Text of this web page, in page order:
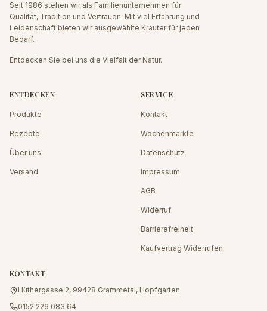
Seit 1986 stehen wir als Familienunternehmen für
Qualität, Tradition und Vertrauen. Mit viel Erfahrung und
Leidenschaft bieten wir ausgewählte Kräuter für jeden
Bedarf.
Entdecken Sie bei uns die Vielfalt der Natur.
ENTDECKEN
Produkte
Rezepte
Über uns
Versand
SERVICE
Kontakt
Wochenmärkte
Datenschutz
Impressum
AGB
Widerruf
Barrierefreiheit
Kaufvertrag Widerrufen
KONTAKT
Hüthergasse 2, 99428 Grammetal, Hopfgarten
0152 226 083 64